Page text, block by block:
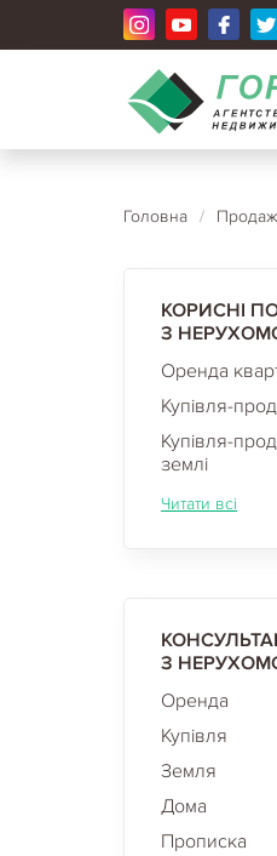
Головна / Продаж
КОРИСНІ
З
Оренда
Купівля-
Купівля-
землі
Читати всі
З
Оренда
Купівля
Земля
Дома
Прописка